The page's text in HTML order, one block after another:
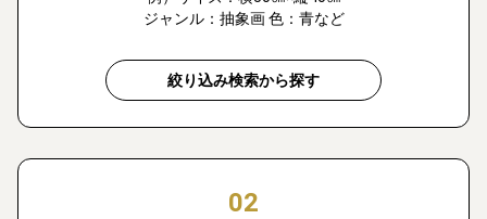
ジャンル：抽象画 色：青など
絞り込み検索から探す
02